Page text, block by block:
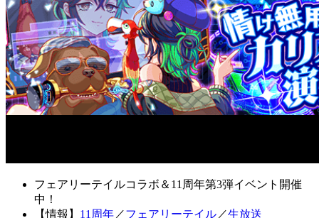
フェアリーテイルコラボ＆11周年第3弾イベント開催
中！
【情報】 11周年／フェアリーテイル／生放送